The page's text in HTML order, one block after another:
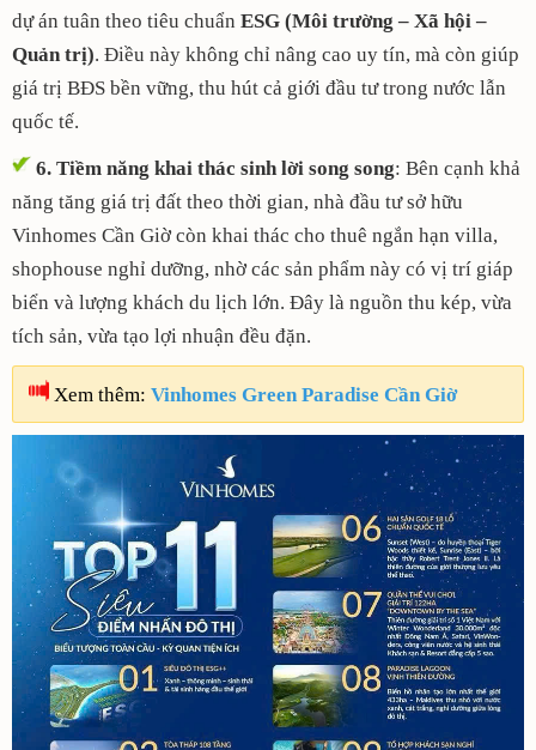
dự án tuân theo tiêu chuẩn ESG (Môi trường – Xã hội –
Quản trị). Điều này không chỉ nâng cao uy tín, mà còn giúp
giá trị BĐS bền vững, thu hút cả giới đầu tư trong nước lẫn
quốc tế.
6. Tiềm năng khai thác sinh lời song song: Bên cạnh khả
năng tăng giá trị đất theo thời gian, nhà đầu tư sở hữu
Vinhomes Cần Giờ còn khai thác cho thuê ngắn hạn villa,
shophouse nghỉ dưỡng, nhờ các sản phẩm này có vị trí giáp
biển và lượng khách du lịch lớn. Đây là nguồn thu kép, vừa
tích sản, vừa tạo lợi nhuận đều đặn.
Xem thêm: Vinhomes Green Paradise Cần Giờ